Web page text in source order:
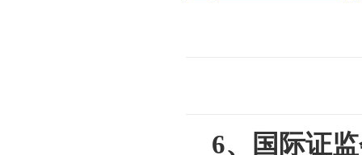
6、 国际证